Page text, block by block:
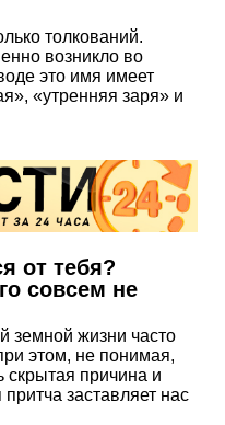
толкований.
возникло во
это имя имеет
«утренняя заря» и
от тебя?
совсем не
земной жизни часто
этом, не понимая,
скрытая причина и
заставляет нас